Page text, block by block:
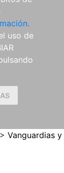
uso de
> Vanguardias y